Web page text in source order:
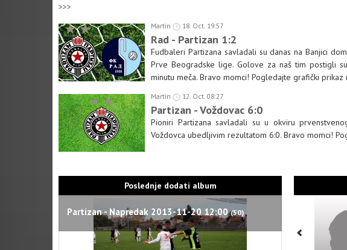
>>>
Martin 18. Oct. 19:57
Rad - Partizan 1:2
Fudbaleri Partizana savladali su danas na Banjici
Prve Beogradske lige. Golove za naš tim postigli
minutu meča. Bravo momci! Pogledajte grafički prikaz
Martin 12. Oct. 08:27
Partizan - Voždovac 6:0
Pioniri Partizana savladali su u okviru
Voždovca ubedljivim rezultatom 6:0. Bravo momci!
Poslednje dodati album
Partizan - Napredak 2013-11-20 12:00(50)